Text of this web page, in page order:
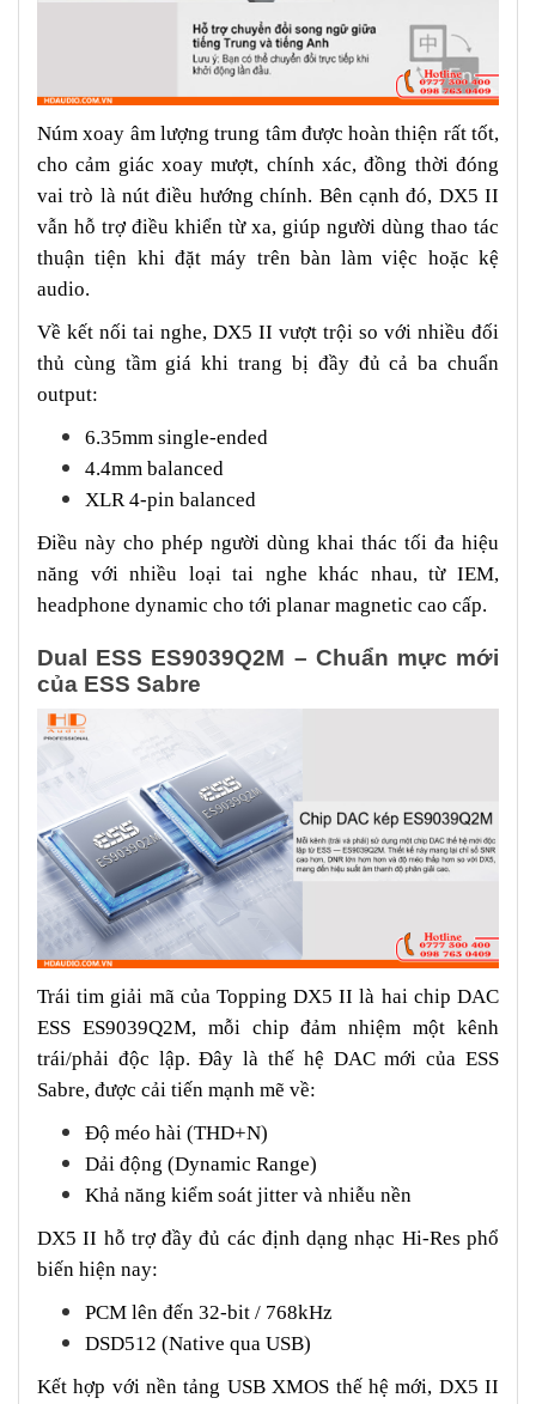
Núm xoay âm lượng trung tâm được hoàn thiện rất tốt,
cho cảm giác xoay mượt, chính xác, đồng thời đóng
vai trò là nút điều hướng chính. Bên cạnh đó, DX5 II
vẫn hỗ trợ điều khiển từ xa, giúp người dùng thao tác
thuận tiện khi đặt máy trên bàn làm việc hoặc kệ
audio.
Về kết nối tai nghe, DX5 II vượt trội so với nhiều đối
thủ cùng tầm giá khi trang bị đầy đủ cả ba chuẩn
output:
6.35mm single-ended
4.4mm balanced
XLR 4-pin balanced
Điều này cho phép người dùng khai thác tối đa hiệu
năng với nhiều loại tai nghe khác nhau, từ IEM,
headphone dynamic cho tới planar magnetic cao cấp.
Dual ESS ES9039Q2M – Chuẩn mực mới
của ESS Sabre
Trái tim giải mã của Topping DX5 II là hai chip DAC
ESS ES9039Q2M, mỗi chip đảm nhiệm một kênh
trái/phải độc lập. Đây là thế hệ DAC mới của ESS
Sabre, được cải tiến mạnh mẽ về:
Độ méo hài (THD+N)
Dải động (Dynamic Range)
Khả năng kiểm soát jitter và nhiễu nền
DX5 II hỗ trợ đầy đủ các định dạng nhạc Hi-Res phổ
biến hiện nay:
PCM lên đến 32-bit / 768kHz
DSD512 (Native qua USB)
Kết hợp với nền tảng USB XMOS thế hệ mới, DX5 II